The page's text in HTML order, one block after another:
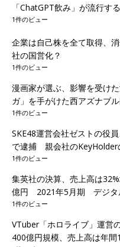
「ChatGPT飲み」が流行
1件のビュー
企業は自己株を全て取得、
社の国営化？
1件のビュー
漫画家が選ぶ、影響を受け
ガ」を手がけた西アズナブ
1件のビュー
SKE48運営会社ゼストの役
で逮捕 親会社のKeyHolder
1件のビュー
集英社の決算、売上高は
億円 2021年5月期 デジタ
1件のビュー
VTuber「ホロライブ」運
400億円規模、売上高は年